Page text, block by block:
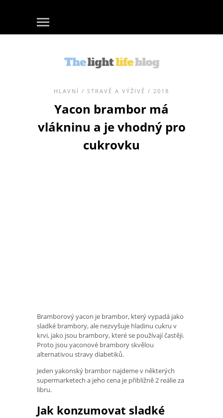
HLAVNÍ / STRAVĚ A VÝŽIVĚ / 2018
Yacon brambor má
vlákninu a je vhodný pro
cukrovku
Bramborový yacon je brambor, který vypadá jako
sladké brambory, ale nezvyšuje hladinu cukru v
krvi, jako jsou brambory, které se používají častěji.
Proto jsou yaconové brambory skvělou
alternativou stravy diabetiků.
Jeden yakonský brambor najdeme v některých
supermarketech a jeho cena je přibližně 2 reálie za
libru.
Jak konzumovat sladké